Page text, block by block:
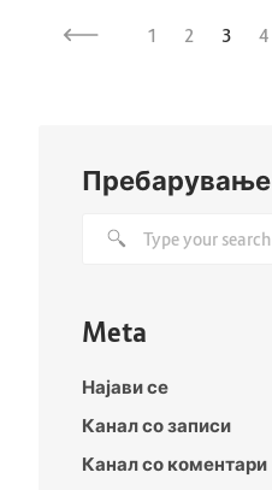
1 2 3 4
Пребарување
Meta
Најави се
Канал со записи
Канал со коментари